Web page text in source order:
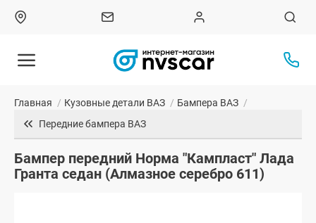
Главная / Кузовные детали ВАЗ / Бампера ВАЗ /
Передние бампера ВАЗ
Бампер передний Норма "Кампласт" Лада
Гранта седан (Алмазное серебро 611)